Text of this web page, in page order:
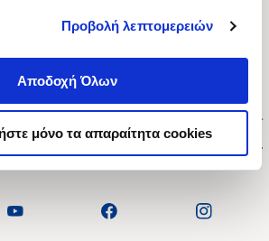
Προβολή λεπτομερειών
Αποδοχή Όλων
μόνο τα απαραίτητα cookies
1-3, Αθήνα 106 79
- Παρασκευή 09:00-21:00